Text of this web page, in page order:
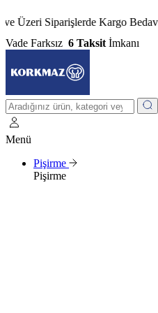
Siparişlerde Kargo Bedava •
Vade Farksız 6 Taksit İmkanı
Menü
Pişirme
Pişirme